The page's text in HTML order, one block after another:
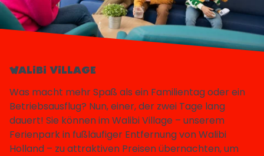
WALIBI VILLAGE
Was macht mehr Spaß als ein Familientag oder ein
Betriebsausflug? Nun, einer, der zwei Tage lang
dauert! Sie können im Walibi Village – unserem
Ferienpark in fußläufiger Entfernung von Walibi
Holland – zu attraktiven Preisen übernachten, um